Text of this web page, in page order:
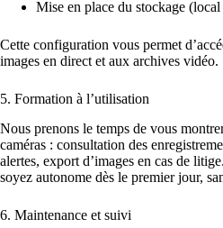
Mise en place du stockage
Cette configuration vous permet
images en direct et aux archives vidéo.
5. Formation à l’utilisation
Nous prenons le temps de vous
caméras : consultation des
alertes, export d’images en cas de
soyez autonome dès le premier jour,
6. Maintenance et suivi